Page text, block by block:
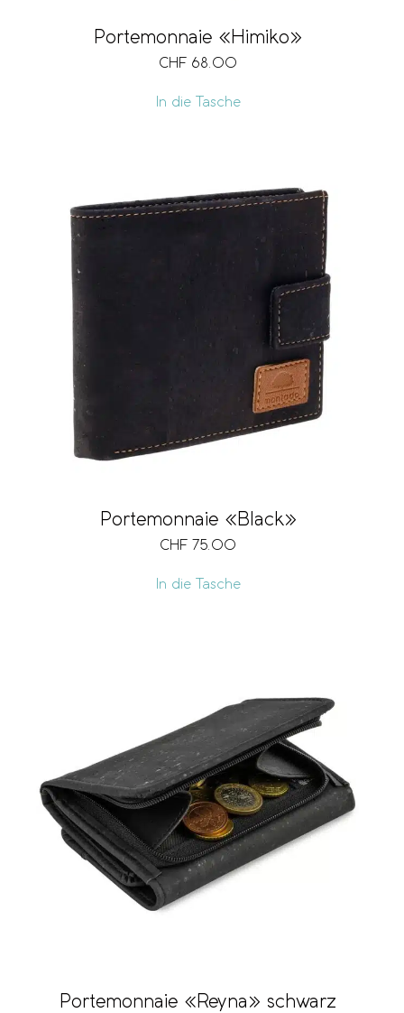
Portemonnaie «Himiko»
CHF 68.00
In die Tasche
Portemonnaie «Black»
CHF 75.00
In die Tasche
Portemonnaie «Reyna» schwarz